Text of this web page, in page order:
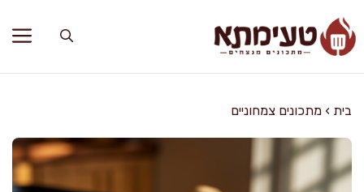
לתוכן
בית › מתכונים צמחוניים